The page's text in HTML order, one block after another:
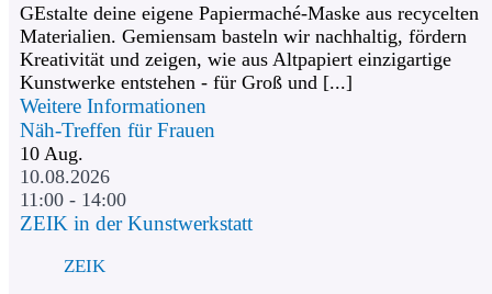
GEstalte deine eigene Papiermaché-Maske aus recycelten
Materialien. Gemiensam basteln wir nachhaltig, fördern
Kreativität und zeigen, wie aus Altpapiert einzigartige
Kunstwerke entstehen - für Groß und [...]
Weitere Informationen
Näh-Treffen für Frauen
10 Aug.
10.08.2026
11:00 - 14:00
ZEIK in der Kunstwerkstatt
ZEIK